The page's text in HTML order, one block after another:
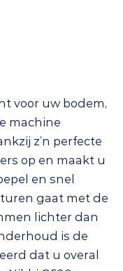
voor uw bodem,
machine
z’n perfecte
op en maakt u
en snel
gaat met de
lichter dan
is de
dat u overal